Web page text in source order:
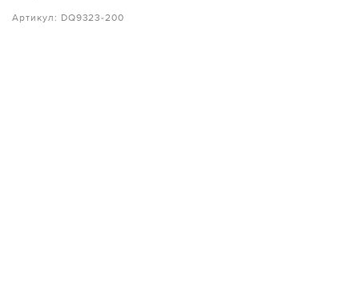
Артикул: DQ9323-200